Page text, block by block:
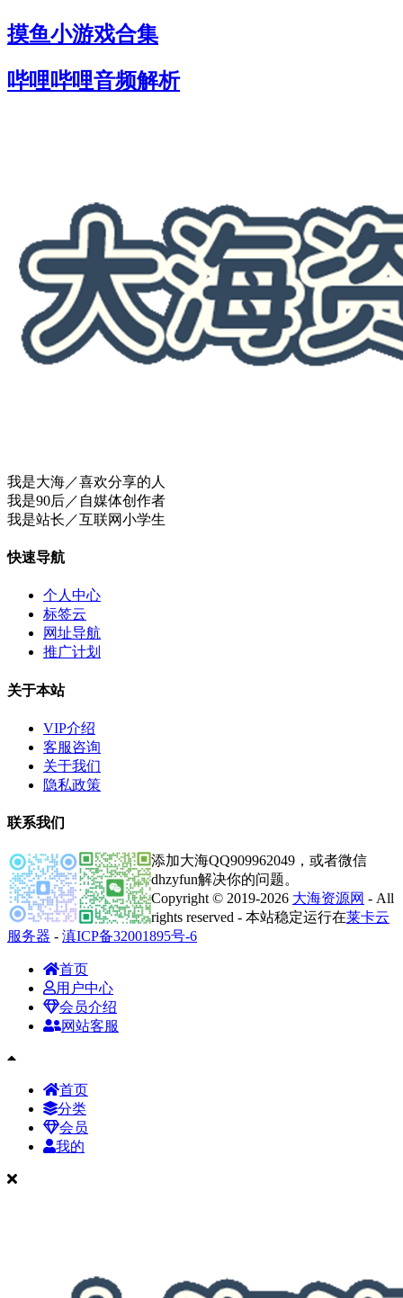
摸鱼小游戏合集
哔哩哔哩音频解析
我是大海／喜欢分享的人
我是90后／自媒体创作者
我是站长／互联网小学生
快速导航
个人中心
标签云
网址导航
推广计划
关于本站
VIP介绍
客服咨询
关于我们
隐私政策
联系我们
添加大海QQ909962049，或者微信
dhzyfun解决你的问题。
Copyright © 2019-2026 大海资源网 - All
rights reserved - 本站稳定运行在莱卡云
服务器 - 滇ICP备32001895号-6
首页
用户中心
会员介绍
网站客服
首页
分类
会员
我的